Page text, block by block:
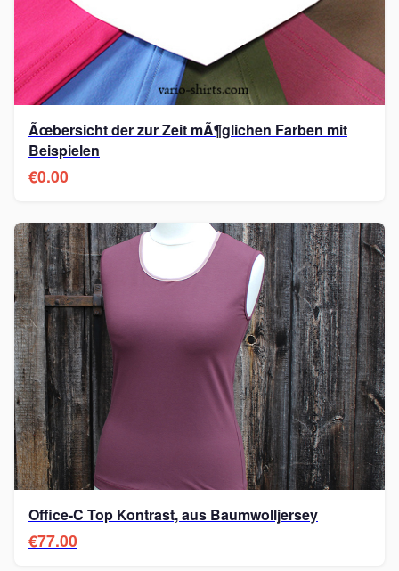
Ãœbersicht der zur Zeit mÃ¶glichen Farben mit
Beispielen
€0.00
Office-C Top Kontrast, aus Baumwolljersey
€77.00